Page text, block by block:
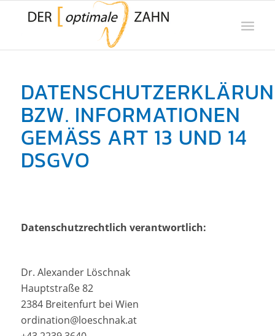
BZW. INFORMATIONEN
GEMÄSS ART 13 UND 14 D
SGVO
Datenschutzrechtlich verantwortlich:
Dr. Alexander Löschnak
Hauptstraße 82
2384 Breitenfurt bei Wien
ordination@loeschnak.at